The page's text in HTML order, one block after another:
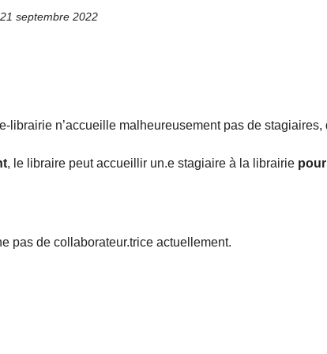
septembre 2022
librairie n’accueille malheureusement pas de
, le libraire peut accueillir un.e stagiaire à la librairiepour
pas de collaborateur.trice actuellement.